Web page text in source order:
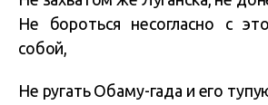
Не бороться несогласно с
собой,
Не ругать Обаму-гада и его